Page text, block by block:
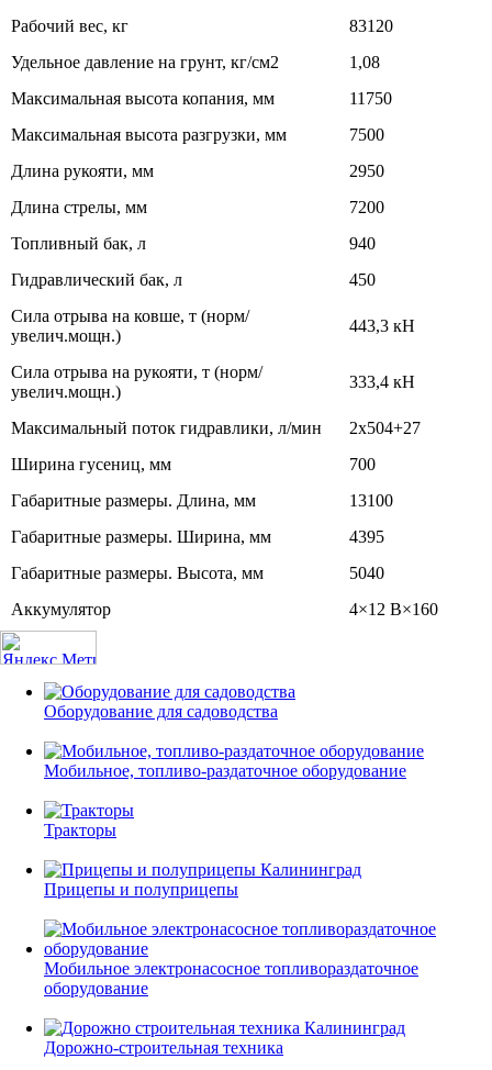
Рабочий вес, кг
83120
Удельное давление на грунт, кг/см2
1,08
Максимальная высота копания, мм
11750
Максимальная высота разгрузки, мм
7500
Длина рукояти, мм
2950
Длина стрелы, мм
7200
Топливный бак, л
940
Гидравлический бак, л
450
Сила отрыва на ковше, т (норм/
увелич.мощн.)
443,3 кН
Сила отрыва на рукояти, т (норм/
увелич.мощн.)
333,4 кН
Максимальный поток гидравлики, л/мин
2х504+27
Ширина гусениц, мм
700
Габаритные размеры. Длина, мм
13100
Габаритные размеры. Ширина, мм
4395
Габаритные размеры. Высота, мм
5040
Аккумулятор
4×12 В×160
Оборудование для садоводства
Мобильное, топливо-раздаточное оборудование
Тракторы
Прицепы и полуприцепы
Мобильное электронасосное топливораздаточное
оборудование
Дорожно-строительная техника